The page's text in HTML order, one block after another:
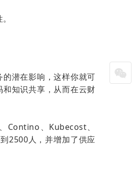
潜在影响，这样你就可
知识共享，从而在云财
Contino、Kubecost、
2500人，并增加了供应